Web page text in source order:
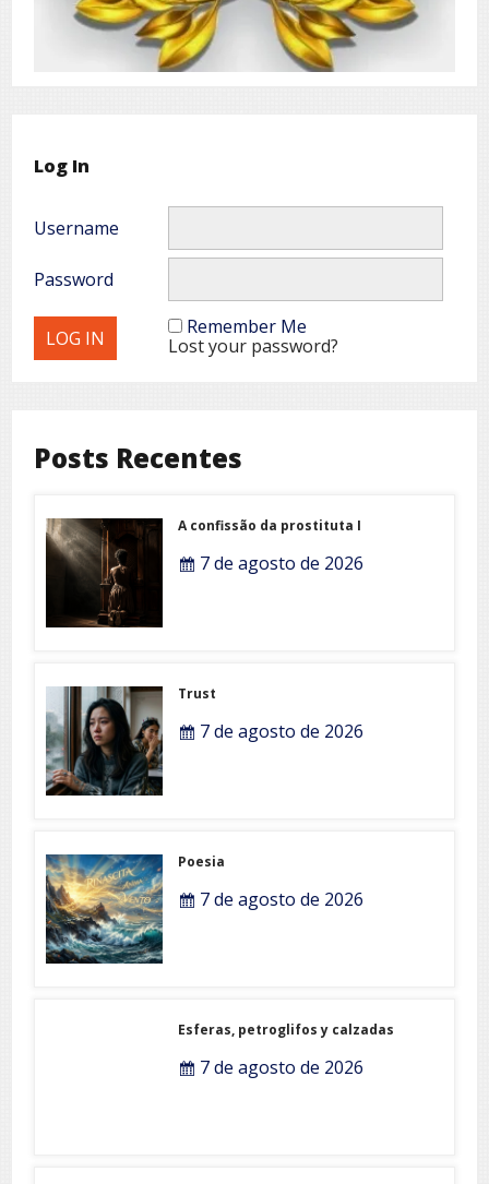
Log In
Username
Password
Remember Me
Lost your password?
Posts Recentes
A confissão da prostituta I
7 de agosto de 2026
Trust
7 de agosto de 2026
Poesia
7 de agosto de 2026
Esferas, petroglifos y calzadas
7 de agosto de 2026